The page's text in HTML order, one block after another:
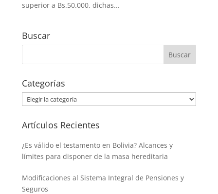
superior a Bs.50.000, dichas...
Buscar
Categorías
Categorías
Artículos Recientes
¿Es válido el testamento en Bolivia? Alcances y
límites para disponer de la masa hereditaria
Modificaciones al Sistema Integral de Pensiones y
Seguros